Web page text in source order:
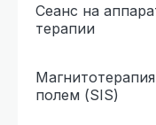
Сеанс на
терапии
полем (SIS)